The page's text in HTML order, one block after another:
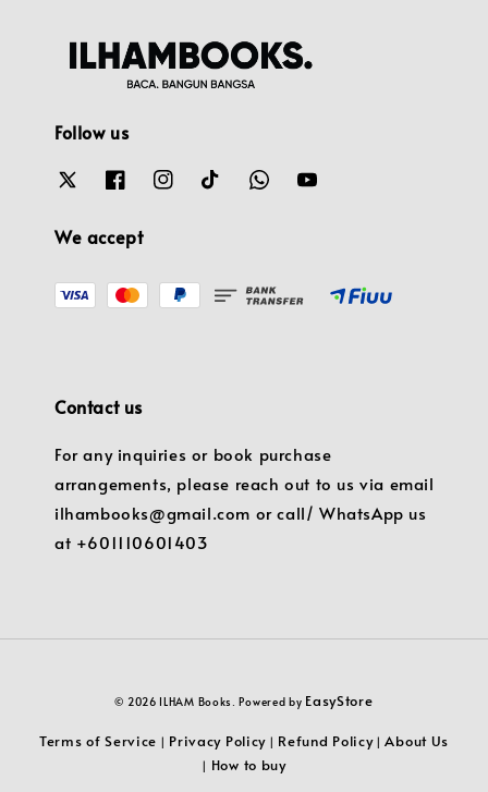
Follow us
We accept
Contact us
For any inquiries or book purchase
arrangements, please reach out to us via email
ilhambooks@gmail.com or call/ WhatsApp us
at +601110601403
© 2026 ILHAM Books. Powered by EasyStore
Terms of Service | Privacy Policy | Refund Policy|About Us
| How to buy